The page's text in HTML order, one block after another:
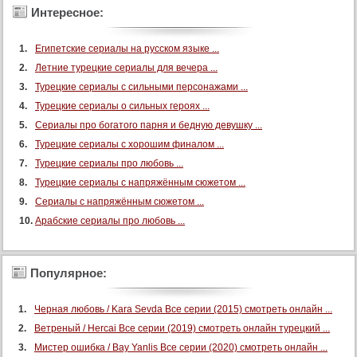
60 серия
64 серия
65 серия
66 серия
67 серия
71 серия
72 серия
73 серия
74 серия
75 серия
Интересное:
Египетские сериалы на русском языке ...
Летние турецкие сериалы для вечера ...
Турецкие сериалы с сильными персонажами ...
Турецкие сериалы о сильных героях ...
Сериалы про богатого парня и бедную девушку ...
Турецкие сериалы с хорошим финалом ...
Турецкие сериалы про любовь ...
Турецкие сериалы с напряжённым сюжетом ...
Сериалы с напряжённым сюжетом ...
Арабские сериалы про любовь ...
Популярное:
Черная любовь / Kara Sevda Все серии (2015) смотреть онлайн ...
Ветреный / Hercai Все серии (2019) смотреть онлайн турецкий ...
Мистер ошибка / Bay Yanlis Все серии (2020) смотреть онлайн ...